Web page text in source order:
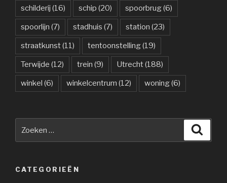
schilderij (16) schip (20) spoorbrug(6)
spoorlijn (7) stadhuis (7) station (23)
straatkunst(11) tentoonstelling(19)
Terwijde (12) trein (9) Utrecht(188)
winkel (6) winkelcentrum (12) woning(6)
CATEGORIEËN